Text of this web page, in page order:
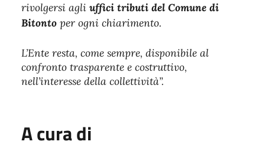
rivolgersi agli uffici tributi del Comune di
Bitonto per ogni chiarimento.
L’Ente resta, come sempre, disponibile al
confronto trasparente e costruttivo,
nell’interesse della collettività”.
A cura di